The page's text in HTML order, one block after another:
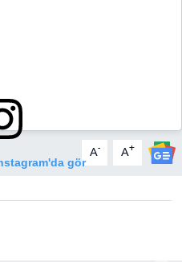
gör
A- A+